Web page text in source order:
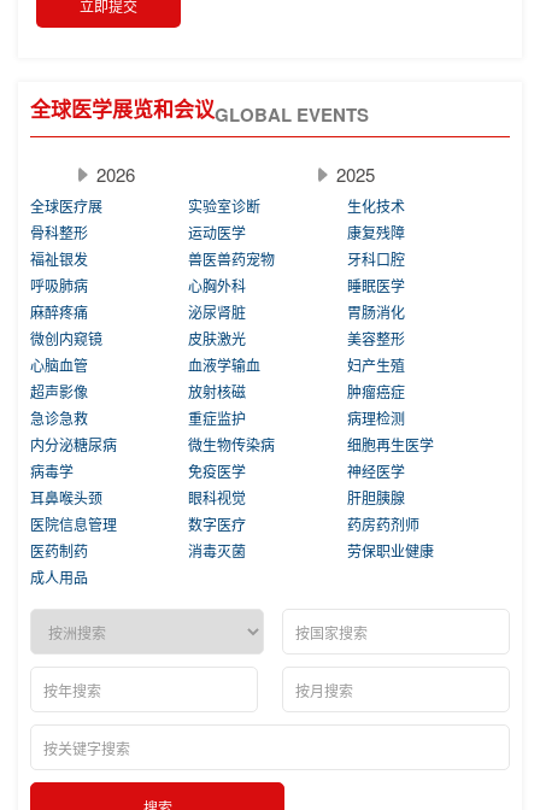
全球医学展览和会议GLOBAL EVENTS
2026 2025
全球医疗展 实验室诊断
生化技术
骨科整形
运动医学
康复残障
福祉银发
兽医兽药宠物
牙科口腔
呼吸肺病
心胸外科
睡眠医学
麻醉疼痛
泌尿肾脏
胃肠消化
微创内窥镜
皮肤激光
美容整形
心脑血管
血液学输血
妇产生殖
超声影像
放射核磁
肿瘤癌症
急诊急救
重症监护
病理检测
内分泌糖尿病
微生物传染病
细胞再生医学
病毒学
免疫医学
神经医学
耳鼻喉头颈
眼科视觉
肝胆胰腺
医院信息管理
数字医疗
药房药剂师
医药制药
消毒灭菌
劳保职业健康
成人用品